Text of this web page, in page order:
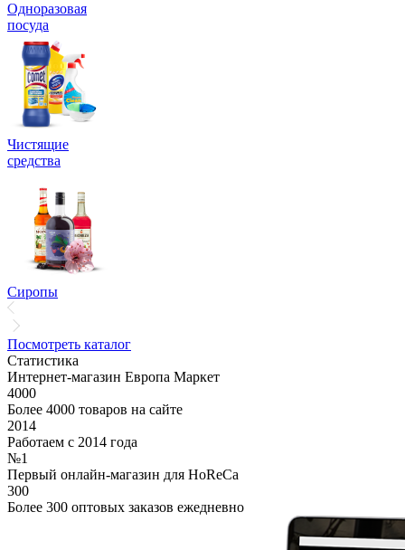
Одноразовая
посуда
Чистящие
средства
Сиропы
Посмотреть каталог
Статистика
Интернет-магазин Европа Маркет
4000
Более 4000 товаров на сайте
2014
Работаем с 2014 года
№1
Первый онлайн-магазин для HoReCa
300
Более 300 оптовых заказов ежедневно